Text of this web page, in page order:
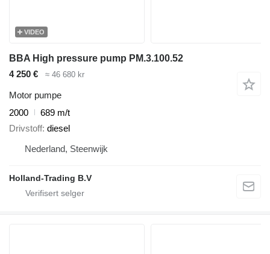
VIDEO
BBA High pressure pump PM.3.100.52
4 250 €
≈ 46 680 kr
Motor pumpe
2000
689 m/t
Drivstoff diesel
Nederland, Steenwijk
Holland-Trading B.V